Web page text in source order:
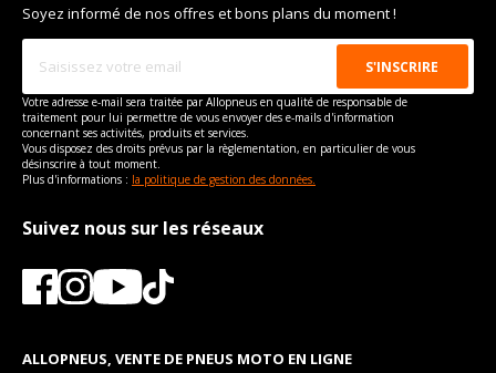
Soyez informé de nos offres et bons plans du moment !
Votre adresse e-mail sera traitée par Allopneus en qualité de responsable de
traitement pour lui permettre de vous envoyer des e-mails d'information
concernant ses activités, produits et services.
Vous disposez des droits prévus par la règlementation, en particulier de vous
désinscrire à tout moment.
Plus d'informations : la politique de gestion des données.
Suivez nous sur les réseaux
ALLOPNEUS, VENTE DE PNEUS MOTO EN LIGNE